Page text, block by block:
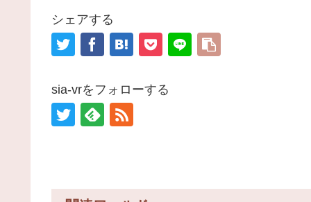
シェアする
sia-vrをフォローする